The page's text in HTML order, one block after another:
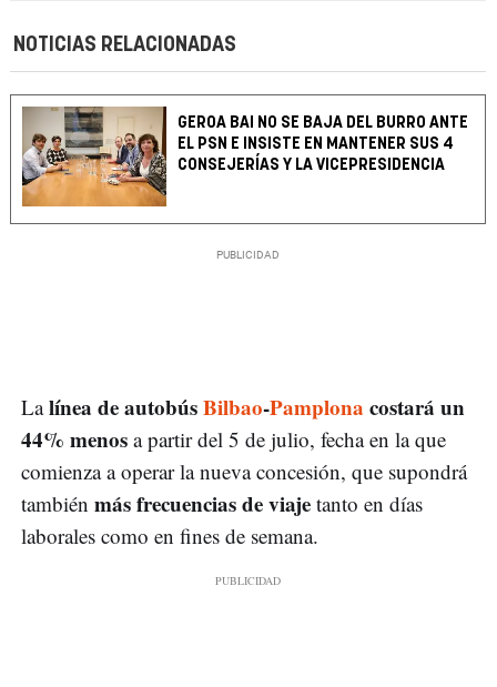
NOTICIAS RELACIONADAS
GEROA BAI NO SE BAJA DEL BURRO ANTE
EL PSN E INSISTE EN MANTENER SUS 4
CONSEJERÍAS Y LA VICEPRESIDENCIA
Lalínea de autobúsBilbao-Pamplona costará un
44% menos a partir del 5 de julio, fecha en la que
comienza a operar la nueva concesión, que supondrá
también más frecuencias de viaje tanto en días
laborales como en fines de semana.